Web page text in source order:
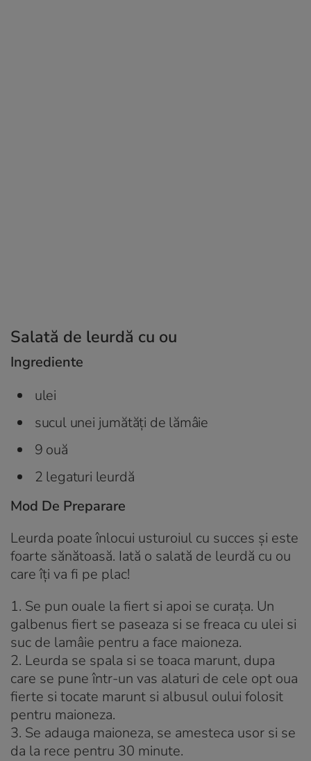
Salată de leurdă cu ou
Ingrediente
ulei
sucul unei jumătăţi de lămâie
9 ouă
2 legaturi leurdă
Mod De Preparare
Leurda poate înlocui usturoiul cu succes şi este
foarte sănătoasă. Iată o salată de leurdă cu ou
care îţi va fi pe plac!
1. Se pun ouale la fiert si apoi se curaţa. Un
galbenus fiert se paseaza si se freaca cu ulei si
suc de lamâie pentru a face maioneza.
2. Leurda se spala si se toaca marunt, dupa
care se pune într-un vas alaturi de cele opt oua
fierte si tocate marunt si albusul oului folosit
pentru maioneza.
3. Se adauga maioneza, se amesteca usor si se
da la rece pentru 30 minute.